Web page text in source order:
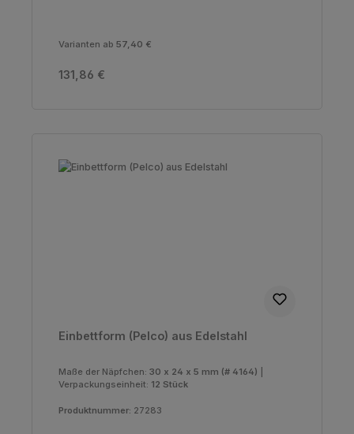
Varianten ab 57,40 €
Regulärer Preis:
131,86 €
Einbettform (Pelco) aus Edelstahl
Maße der Näpfchen: 30 x 24 x 5 mm (# 4164)
Verpackungseinheit: 12 Stück
Produktnummer: 27283